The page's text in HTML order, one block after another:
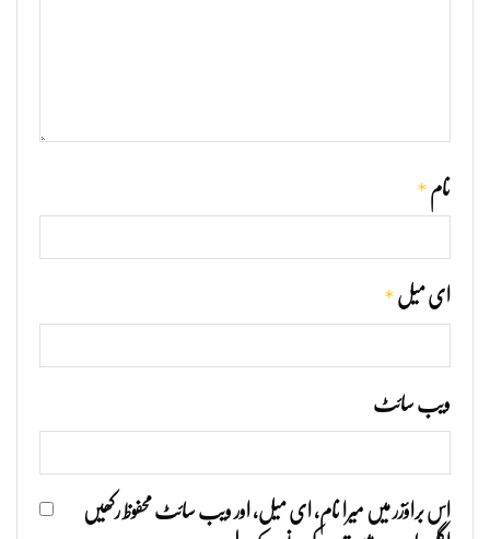
نام *
ای میل *
ویب‌ سائٹ
اس براؤزر میں میرا نام، ای میل، اور ویب سائٹ محفوظ رکھیں